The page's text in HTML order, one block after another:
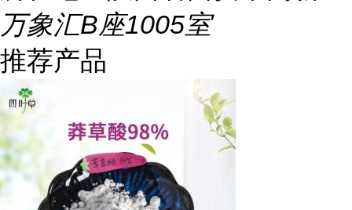
万象汇B座1005室
推荐产品